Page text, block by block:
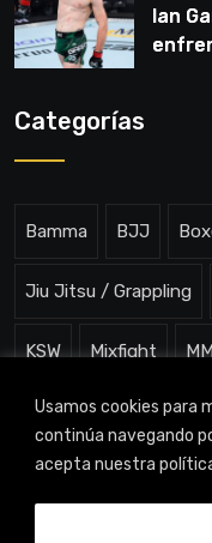
Usamos cookies para
continúa navegando
acepta nuestra
Ian
Categorías
Bamma BJJ
Jiu Jitsu / Grappling
KSW Mixfight
One ChampionShip